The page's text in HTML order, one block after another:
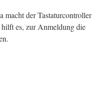
macht der Tastaturcontroller
es, zur Anmeldung die